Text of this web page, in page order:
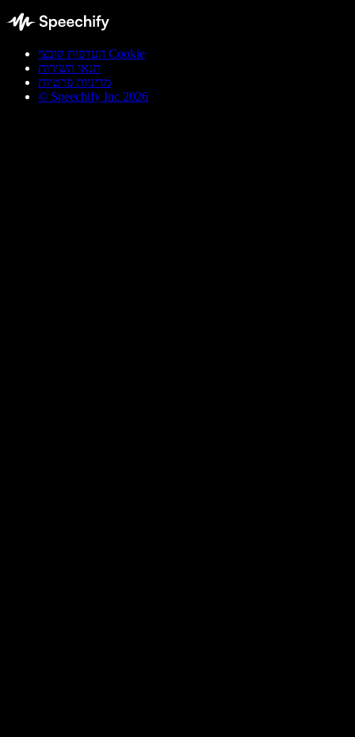
העדפות קובצי Cookie
תנאי השירות
מדיניות פרטיות
© Speechify Inc 2026